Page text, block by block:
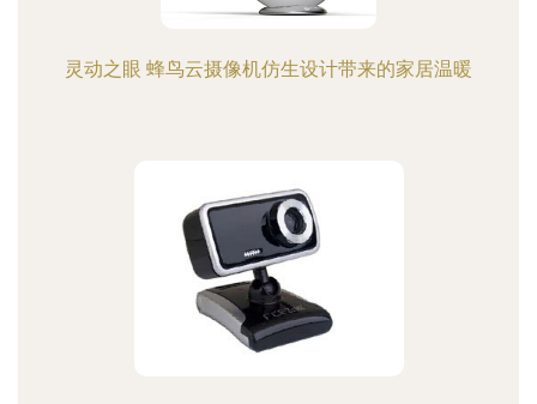
灵动之眼 蜂鸟云摄像机仿生设计带来的家居温暖